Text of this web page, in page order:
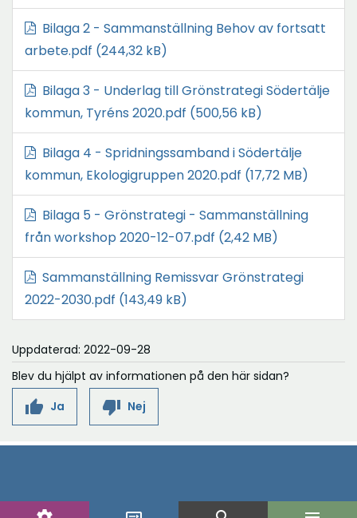
i
n
t
f
ö
n
s
t
e
r
p
p
n
a
i
n
f
ö
n
s
t
e
r
Bilaga 2 - Sammanställning Behov av fortsatt
arbete.pdf Ö
p
p
n
a
n
t
f
ö
n
s
t
e
(244,32 kB)
Bilaga 3 - Underlag till Grönstrategi Södertälje
kommun, Tyréns 2020.pdf Ö
p
p
n
a
n
ö
n
e
(500,56 kB)
Bilaga 4 - Spridningssamband i Södertälje
kommun, Ekologigruppen 2020.pdf Ö
p
p
n
a
i
t
n
(17,72 MB)
Bilaga 5 - Grönstrategi - Sammanställning
från workshop 2020-12-07.pdf Ö
p
p
n
n
(2,42 MB)
Sammanställning Remissvar Grönstrategi
2022-2030.pdf Ö
p
p
n
a
i
(143,49 kB)
Uppdaterad: 2022-09-28
Blev du hjälpt av informationen på den här sidan?
thumb_up Ja thumb_down Nej